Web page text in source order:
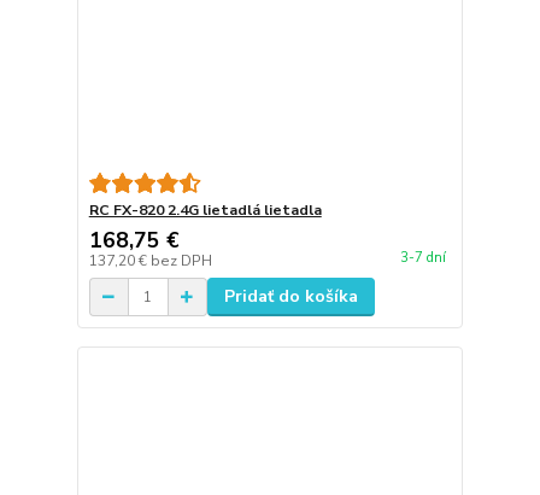
RC FX-820 2.4G lietadlá lietadla
168,75 €
137,20 € bez DPH 3-7 dní
Pridať do košíka